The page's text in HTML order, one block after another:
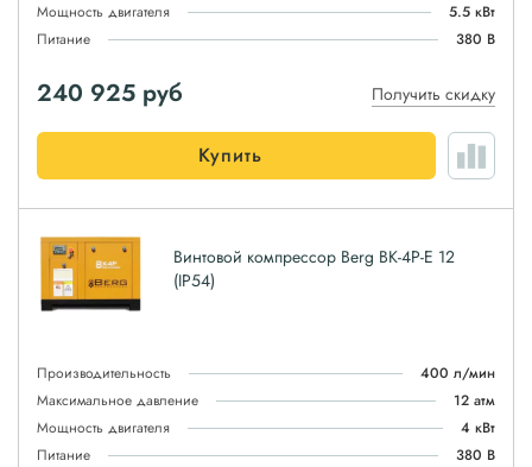
Мощность двигателя
5.5 кВт
Питание
380 В
240 925 руб Получить скидку
Купить
Винтовой компрессор Berg ВК-4Р-E 12
(IP54)
Производительность
400 л/мин
Максимальное давление
12 атм
Мощность двигателя
4 кВт
Питание
380 В